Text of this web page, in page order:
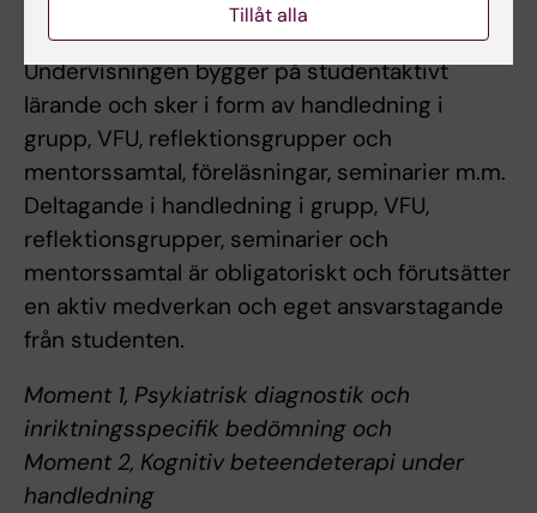
Arbetsformer
Undervisningen bygger på studentaktivt
lärande och sker i form av handledning i
grupp, VFU, reflektionsgrupper och
mentorssamtal, föreläsningar, seminarier m.m.
Deltagande i handledning i grupp, VFU,
reflektionsgrupper, seminarier och
mentorssamtal är obligatoriskt och förutsätter
en aktiv medverkan och eget ansvarstagande
från studenten.
Moment 1, Psykiatrisk diagnostik och
inriktningsspecifik bedömning och
Moment 2, Kognitiv beteendeterapi under
handledning
Tillåt alla